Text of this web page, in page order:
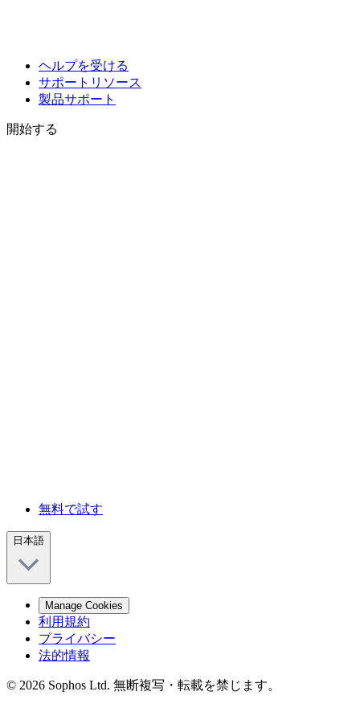
ヘルプを受ける
サポートリソース
製品サポート
開始する
無料で試す
日本語
Manage Cookies
利用規約
プライバシー
法的情報
© 2026 Sophos Ltd. 無断複写・転載を禁じます。